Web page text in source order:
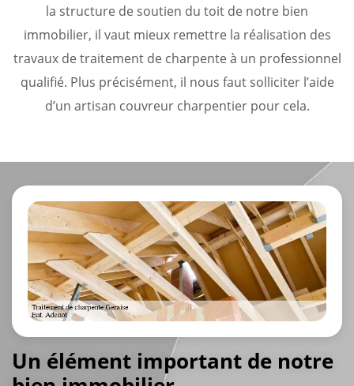
la structure de soutien du toit de notre bien
immobilier, il vaut mieux remettre la réalisation des
travaux de traitement de charpente à un professionnel
qualifié. Plus précisément, il nous faut solliciter l’aide
d’un artisan couvreur charpentier pour cela.
Un élément important de notre